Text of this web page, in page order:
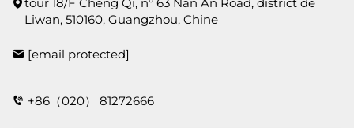
tour 18/F Cheng Qi, n° 63 Nan An Road, district de
Liwan, 510160, Guangzhou, Chine
[email protected]
+86（020） 81272666